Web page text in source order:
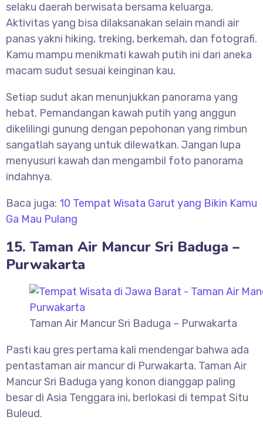
selaku daerah berwisata bersama keluarga.
Aktivitas yang bisa dilaksanakan selain mandi air
panas yakni hiking, treking, berkemah, dan fotografi.
Kamu mampu menikmati kawah putih ini dari aneka
macam sudut sesuai keinginan kau.
Setiap sudut akan menunjukkan panorama yang
hebat. Pemandangan kawah putih yang anggun
dikelilingi gunung dengan pepohonan yang rimbun
sangatlah sayang untuk dilewatkan. Jangan lupa
menyusuri kawah dan mengambil foto panorama
indahnya.
Baca juga: 10 Tempat Wisata Garut yang Bikin Kamu
Ga Mau Pulang
15. Taman Air Mancur Sri Baduga –
Purwakarta
Taman Air Mancur Sri Baduga – Purwakarta
Pasti kau gres pertama kali mendengar bahwa ada
pentastaman air mancur di Purwakarta. Taman Air
Mancur Sri Baduga yang konon dianggap paling
besar di Asia Tenggara ini, berlokasi di tempat Situ
Buleud.